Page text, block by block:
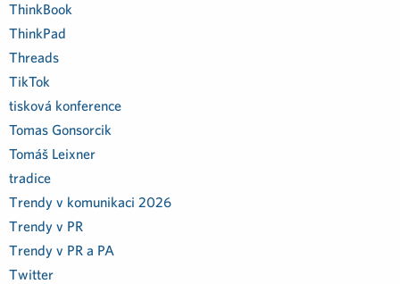
ThinkBook
ThinkPad
Threads
TikTok
tisková konference
Tomas Gonsorcik
Tomáš Leixner
tradice
Trendy v komunikaci 2026
Trendy v PR
Trendy v PR a PA
Twitter